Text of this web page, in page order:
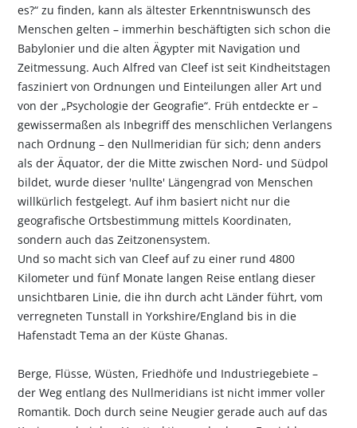
es?“ zu finden, kann als ältester Erkenntniswunsch des
Menschen gelten – immerhin beschäftigten sich schon die
Babylonier und die alten Ägypter mit Navigation und
Zeitmessung. Auch Alfred van Cleef ist seit Kindheitstagen
fasziniert von Ordnungen und Einteilungen aller Art und
von der „Psychologie der Geografie“. Früh entdeckte er –
gewissermaßen als Inbegriff des menschlichen Verlangens
nach Ordnung – den Nullmeridian für sich; denn anders
als der Äquator, der die Mitte zwischen Nord- und Südpol
bildet, wurde dieser 'nullte' Längengrad von Menschen
willkürlich festgelegt. Auf ihm basiert nicht nur die
geografische Ortsbestimmung mittels Koordinaten,
sondern auch das Zeitzonensystem.
Und so macht sich van Cleef auf zu einer rund 4800
Kilometer und fünf Monate langen Reise entlang dieser
unsichtbaren Linie, die ihn durch acht Länder führt, vom
verregneten Tunstall in Yorkshire/England bis in die
Hafenstadt Tema an der Küste Ghanas.
Berge, Flüsse, Wüsten, Friedhöfe und Industriegebiete –
der Weg entlang des Nullmeridians ist nicht immer voller
Romantik. Doch durch seine Neugier gerade auch auf das